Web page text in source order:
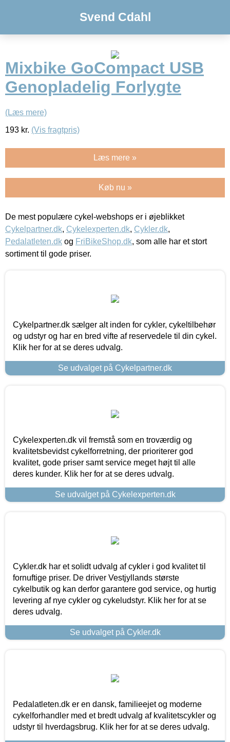
Svend Cdahl
Mixbike GoCompact USB
Genopladelig Forlygte
(Læs mere)
193 kr. (Vis fragtpris)
Læs mere »
Køb nu »
De mest populære cykel-webshops er i øjeblikket
Cykelpartner.dk, Cykelexperten.dk, Cykler.dk,
Pedalatleten.dk og FriBikeShop.dk, som alle har et stort
sortiment til gode priser.
Cykelpartner.dk sælger alt inden for cykler, cykeltilbehør
og udstyr og har en bred vifte af reservedele til din cykel.
Klik her for at se deres udvalg.
Se udvalget på Cykelpartner.dk
Cykelexperten.dk vil fremstå som en troværdig og
kvalitetsbevidst cykelforretning, der prioriterer god
kvalitet, gode priser samt service meget højt til alle
deres kunder. Klik her for at se deres udvalg.
Se udvalget på Cykelexperten.dk
Cykler.dk har et solidt udvalg af cykler i god kvalitet til
fornuftige priser. De driver Vestjyllands største
cykelbutik og kan derfor garantere god service, og hurtig
levering af nye cykler og cykeludstyr. Klik her for at se
deres udvalg.
Se udvalget på Cykler.dk
Pedalatleten.dk er en dansk, familieejet og moderne
cykelforhandler med et bredt udvalg af kvalitetscykler og
udstyr til hverdagsbrug. Klik her for at se deres udvalg.